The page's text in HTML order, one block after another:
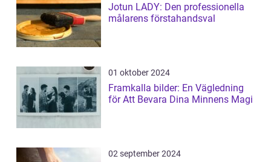
Jotun LADY: Den professionella
målarens förstahandsval
01 oktober 2024
Framkalla bilder: En Vägledning
för Att Bevara Dina Minnens Magi
02 september 2024